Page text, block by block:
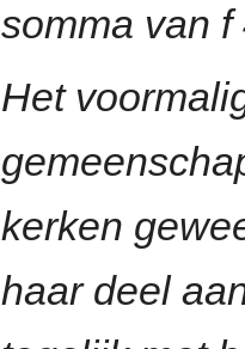
somma van f
Het
kerken
haar deel